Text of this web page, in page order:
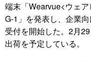
選手
動画
試乗会
ツアー
エンタメ
芸能
ライフ
端末「Wearvue<ウェ
G-1」を発表し、企業
受付を開始した。2月
出荷を予定している。